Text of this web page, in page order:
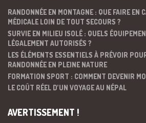
RANDONNÉE EN MONTAGNE : QUE FAIRE EN
MÉDICALE LOIN DE TOUT SECOURS ?
SURVIE EN MILIEU ISOLÉ : QUELS
LÉGALEMENT AUTORISÉS ?
LES ÉLÉMENTS ESSENTIELS À PRÉVOIR
RANDONNÉE EN PLEINE NATURE
FORMATION SPORT : COMMENT DEVENIR
LE COÛT RÉEL D’UN VOYAGE AU NÉPAL
AVERTISSEMENT !